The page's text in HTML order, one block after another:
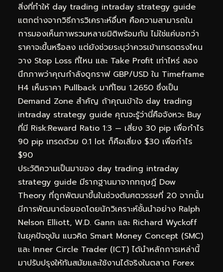
สิ่งที่ทำให้ day trading intraday strategy guide
แตกต่างจากวิธีการวิเคราะห์อื่นๆ คือความสามารถใน
การมองเห็นภาพรวมหลายมิติพร้อมกัน ไม่ใช่แค่บอกว่า
ราคาจะขึ้นหรือลง แต่ยังช่วยระบุว่าควรเข้าเทรดตรงไหน
วาง Stop Loss ที่ไหน และ Take Profit เท่าไหร่ ลอง
นึกภาพว่าคุณกำลังดูกราฟ GBP/USD ใน Timeframe
H4 เห็นราคา Pullback มาที่โซน 1.2650 ซึ่งเป็น
Demand Zone สำคัญ ถ้าคุณเข้าใจ day trading
intraday strategy guide คุณจะรู้ว่านี่คือจังหวะ Buy
ที่มี Risk:Reward Ratio 1:3 — เสี่ยง 30 pip เพื่อกำไร
90 pip เทรดด้วย 0.1 lot ก็คือเสี่ยง $30 เพื่อกำไร
$90
ประวัติความเป็นมาของ day trading intraday
strategy guide มีรากฐานมาจากทฤษฎี Dow
Theory ที่ถูกพัฒนาขึ้นในช่วงต้นศตวรรษที่ 20 จากนั้น
มีการพัฒนาต่อยอดโดยนักวิเคราะห์ชั้นนำอย่าง Ralph
Nelson Elliott, W.D. Gann และ Richard Wyckoff
ในยุคปัจจุบัน แนวคิด Smart Money Concept (SMC)
และ Inner Circle Trader (ICT) ได้นำหลักการเหล่านี้
มาปรับปรุงให้ทันสมัยและใช้งานได้จริงในตลาด Forex